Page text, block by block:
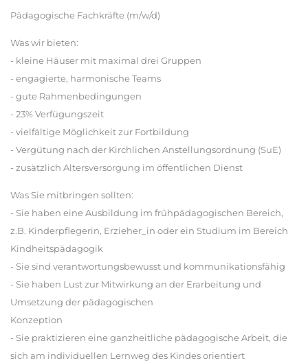
Pädagogische Fachkräfte (m/w/d)
Was wir bieten:
- kleine Häuser mit maximal drei Gruppen
- engagierte, harmonische Teams
- gute Rahmenbedingungen
- 23% Verfügungszeit
- vielfältige Möglichkeit zur Fortbildung
- Vergütung nach der Kirchlichen Anstellungsordnung (SuE)
- zusätzlich Altersversorgung im öffentlichen Dienst
Was Sie mitbringen sollten:
- Sie haben eine Ausbildung im frühpädagogischen Bereich,
z.B. Kinderpflegerin, Erzieher_in oder ein Studium im Bereich
Kindheitspädagogik
- Sie sind verantwortungsbewusst und kommunikationsfähig
- Sie haben Lust zur Mitwirkung an der Erarbeitung und
Umsetzung der pädagogischen
Konzeption
- Sie praktizieren eine ganzheitliche pädagogische Arbeit, die
sich am individuellen Lernweg des Kindes orientiert